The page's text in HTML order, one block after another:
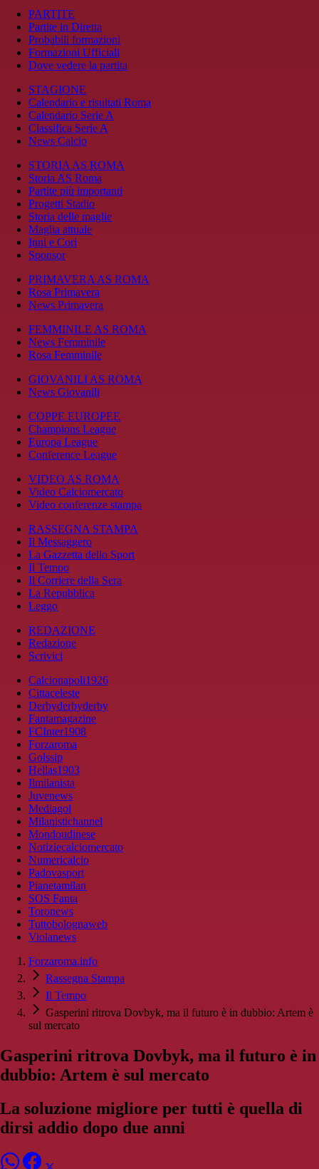
PARTITE
Partite in Diretta
Probabili formazioni
Formazioni Ufficiali
Dove vedere la partita
STAGIONE
Calendario e risultati Roma
Calendario Serie A
Classifica Serie A
News Calcio
STORIA AS ROMA
Storia AS Roma
Partite più importanti
Progetti Stadio
Storia delle maglie
Maglia attuale
Inni e Cori
Sponsor
PRIMAVERA AS ROMA
Rosa Primavera
News Primavera
FEMMINILE AS ROMA
News Femminile
Rosa Femminile
GIOVANILI AS ROMA
News Giovanili
COPPE EUROPEE
Champions League
Europa League
Conference League
VIDEO AS ROMA
Video Calciomercato
Video conferenze stampa
RASSEGNA STAMPA
Il Messaggero
La Gazzetta dello Sport
Il Tempo
Il Corriere della Sera
La Repubblica
Leggo
REDAZIONE
Redazione
Scrivici
Calcionapoli1926
Cittaceleste
Derbyderbyderby
Fantamagazine
FCInter1908
Forzaroma
Golssip
Hellas1903
Ilmilanista
Juvenews
Mediagol
Milanistichannel
Mondoudinese
Notiziecalciomercato
Numericalcio
Padovasport
Pianetamilan
SOS Fanta
Toronews
Tuttobolognaweb
Violanews
Forzaroma.info
Rassegna Stampa
Il Tempo
Gasperini ritrova Dovbyk, ma il futuro è in dubbio: Artem è
sul mercato
Gasperini ritrova Dovbyk, ma il futuro è in
dubbio: Artem è sul mercato
La soluzione migliore per tutti è quella di
dirsi addio dopo due anni